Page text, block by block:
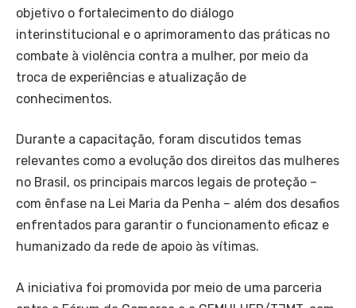
objetivo o fortalecimento do diálogo
interinstitucional e o aprimoramento das práticas no
combate à violência contra a mulher, por meio da
troca de experiências e atualização de
conhecimentos.
Durante a capacitação, foram discutidos temas
relevantes como a evolução dos direitos das mulheres
no Brasil, os principais marcos legais de proteção –
com ênfase na Lei Maria da Penha – além dos desafios
enfrentados para garantir o funcionamento eficaz e
humanizado da rede de apoio às vítimas.
A iniciativa foi promovida por meio de uma parceria